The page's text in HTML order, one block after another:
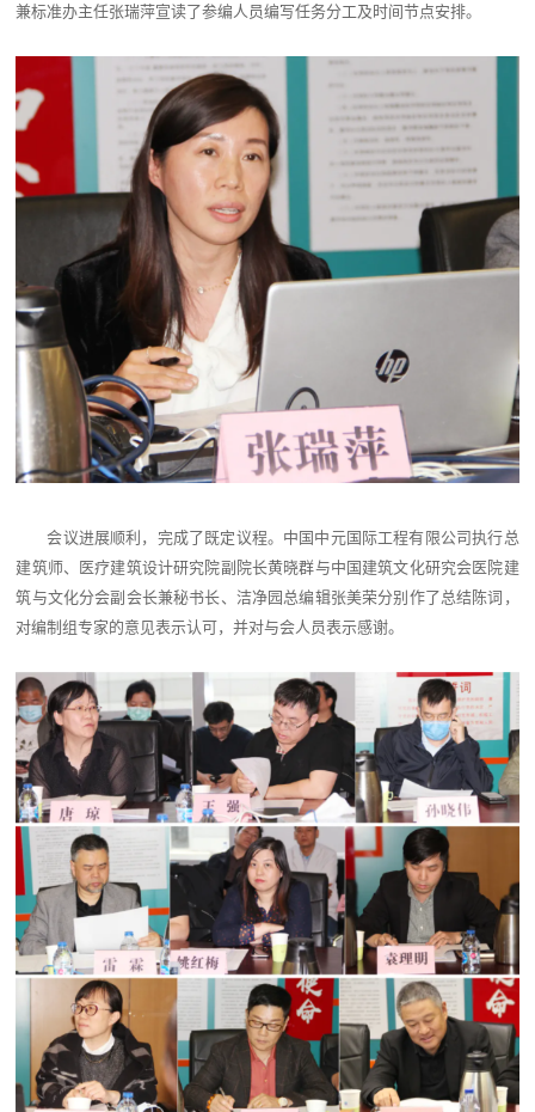
兼标准办主任张瑞萍宣读了参编人员编写任务分工及时间节点安排。
会议进展顺利，完成了既定议程。中国中元国际工程有限公司执行总
建筑师、医疗建筑设计研究院副院长黄晓群与中国建筑文化研究会医院建
筑与文化分会副会长兼秘书长、洁净园总编辑张美荣分别作了总结陈词，
对编制组专家的意见表示认可，并对与会人员表示感谢。